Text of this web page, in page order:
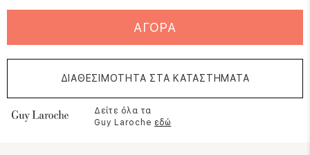
ΑΓΟΡΑ
ΔΙΑΘΕΣΙΜΟΤΗΤΑ ΣΤΑ ΚΑΤΑΣΤΗΜΑΤΑ
Δείτε όλα τα
Guy Laroche εδώ